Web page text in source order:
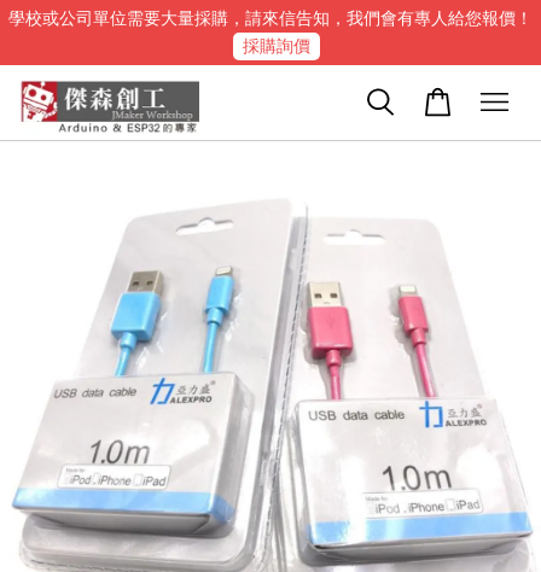
學校或公司單位需要大量採購，請來信告知，我們會有專人給您報價！
採購詢價